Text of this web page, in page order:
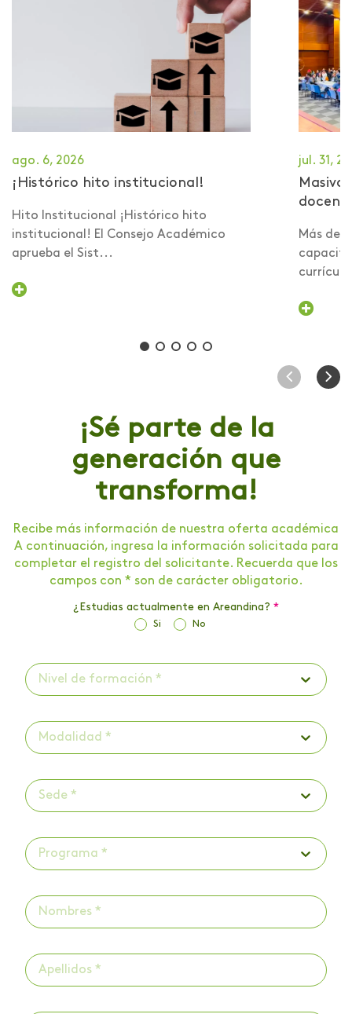
ago. 6, 2026
¡Histórico hito institucional!
Hito Institucional ¡Histórico hito
institucional! El Consejo Académico
aprueba el Sist...
jul. 31,
Más de
¡Sé parte de la
generación que
transforma!
Recibe más información de nuestra oferta académica
A continuación, ingresa la información solicitada para
completar el registro del solicitante. Recuerda que los
campos con * son de carácter obligatorio.
¿Estudias actualmente en Areandina? *
Si No
Nivel de formación *
Modalidad *
Sede *
Programa *